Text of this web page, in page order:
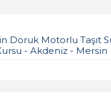
Doruk Motorlu Taşıt
- Akdeniz - Mersin